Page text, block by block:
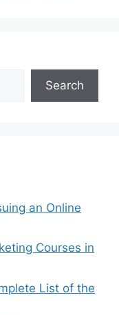
Search
an Online
Courses in
List of the